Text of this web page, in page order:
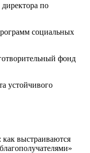
директора по
социальных
фонд
устойчивого
выстраиваются